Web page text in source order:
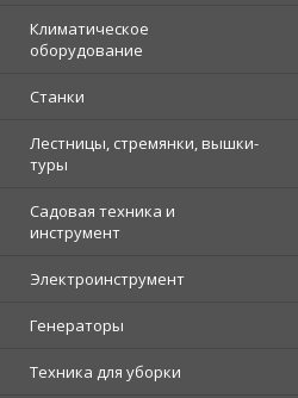
Климатическое
оборудование
Станки
Лестницы, стремянки, вышки-
туры
Садовая техника и
инструмент
Электроинструмент
Генераторы
Техника для уборки